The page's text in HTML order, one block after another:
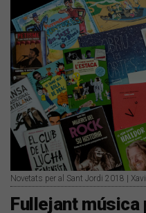
Novetats per al Sant Jordi 2018 |
Fullejant música